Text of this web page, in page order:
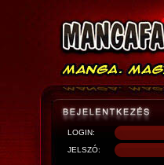
LOGIN:
JELSZÓ: